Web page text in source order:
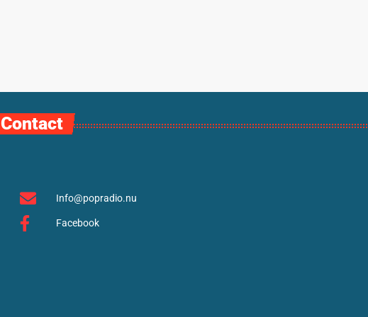
Contact
Info@popradio.nu
Facebook